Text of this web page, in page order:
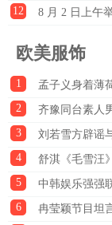
议
12 8 月 2 日上午
欧美服饰
1
孟子义身着薄
2
齐豫同台素人
3
刘若雪方辟谣
4
舒淇《毛雪汪
5
中韩娱乐强强
韩文化出海
6
冉莹颖节目坦